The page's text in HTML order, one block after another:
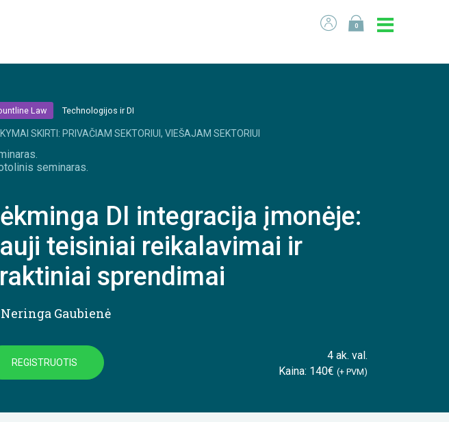
0
Law Technologijos ir DI
SKIRTI: PRIVAČIAM SEKTORIUI, VIEŠAJAM SEKTORIUI
seminaras.
DI integracija įmonėje:
teisiniai reikalavimai ir
sprendimai
Neringa Gaubienė
REGISTRUOTIS
4 ak. val.
Kaina: 140€ (+ PVM)